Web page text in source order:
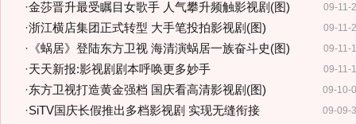
09-11-
·金莎晋升最受瞩目女歌手 人气攀升频触影视剧(图)
09-11-
·浙江横店集团正式转型 大手笔投拍影视剧(图)
09-11-
· 《蜗居》登陆东方卫视 海清演蜗居一族奋斗史(图)
09-11-
·天天新报:影视剧剧本呼唤更多妙手
09-10-
·东方卫视打造黄金强档 国庆看高清影视剧(图)
09-09-
·SiTV国庆长假推出多档影视剧 实现无缝衔接